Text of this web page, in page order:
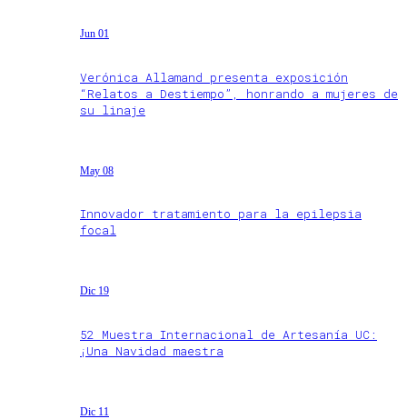
Jun 01
Verónica Allamand presenta exposición
“Relatos a Destiempo”, honrando a mujeres de
su linaje
May 08
Innovador tratamiento para la epilepsia
focal
Dic 19
52 Muestra Internacional de Artesanía UC:
¡Una Navidad maestra
Dic 11